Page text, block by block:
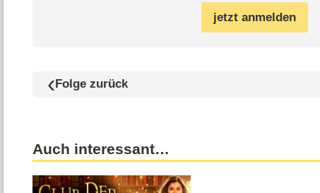
jetzt anmelden
Folge zurück
Auch interessant…